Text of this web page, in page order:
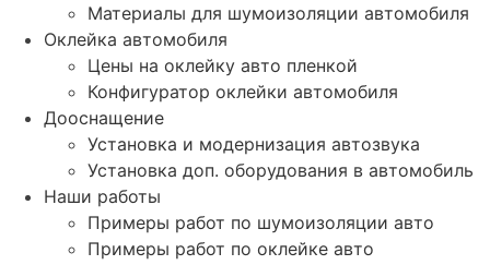
Материалы для шумоизоляции автомобиля
Оклейка автомобиля
Цены на оклейку авто пленкой
Конфигуратор оклейки автомобиля
Дооснащение
Установка и модернизация автозвука
Установка доп. оборудования в автомобиль
Наши работы
Примеры работ по шумоизоляции авто
Примеры работ по оклейке авто